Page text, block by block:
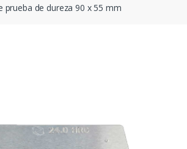
prueba de dureza 90 x 55 mm